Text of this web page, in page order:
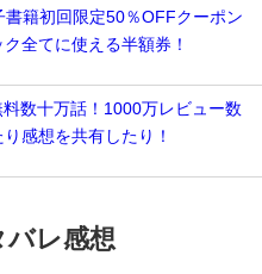
書籍初回限定50％OFFクーポン
全てに使える半額券！
料数十万話！1000万レビュー数
感想を共有したり！
バレ感想